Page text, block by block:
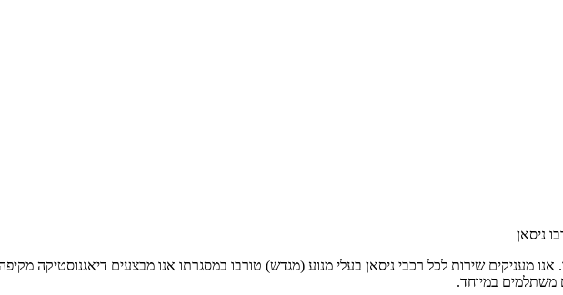
ניסאן
אנו מעניקים שירות לכל רכבי ניסאן בעלי מנוע (מגדש) טורבו במסגרתו אנו מבצעים דיאגנוסטיקה
משתלמים במיוחד.